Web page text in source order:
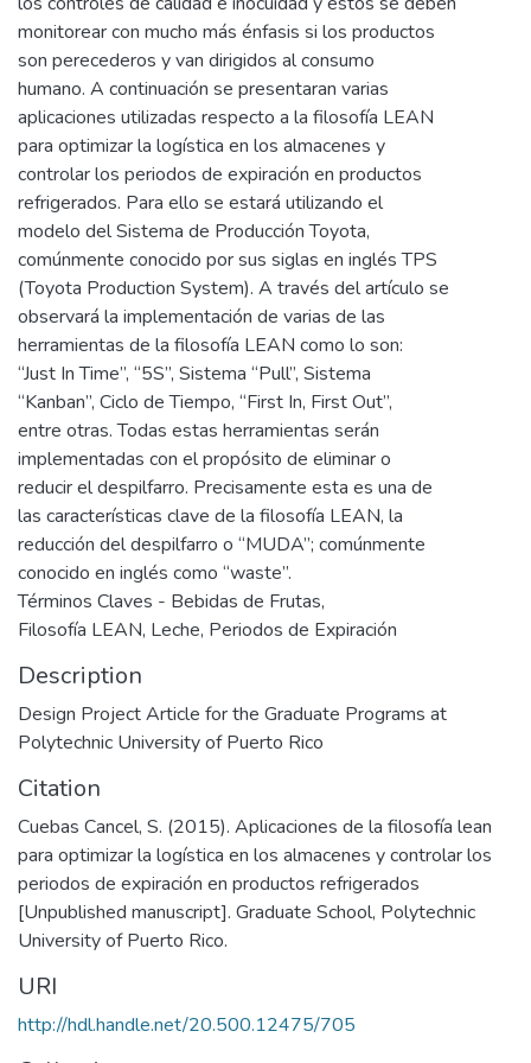
monitorear con mucho más énfasis si los productos
son perecederos y van dirigidos al consumo
humano. A continuación se presentaran varias
aplicaciones utilizadas respecto a la filosofía LEAN
para optimizar la logística en los almacenes y
controlar los periodos de expiración en productos
refrigerados. Para ello se estará utilizando el
modelo del Sistema de Producción Toyota,
comúnmente conocido por sus siglas en inglés TPS
(Toyota Production System). A través del artículo se
observará la implementación de varias de las
herramientas de la filosofía LEAN como lo son:
“Just In Time”, “5S”, Sistema “Pull”, Sistema
“Kanban”, Ciclo de Tiempo, “First In, First Out”,
entre otras. Todas estas herramientas serán
implementadas con el propósito de eliminar o
reducir el despilfarro. Precisamente esta es una de
las características clave de la filosofía LEAN, la
reducción del despilfarro o “MUDA”; comúnmente
conocido en inglés como “waste”.
Términos Claves - Bebidas de Frutas,
Filosofía LEAN, Leche, Periodos de Expiración
Description
Design Project Article for the Graduate Programs at
Polytechnic University of Puerto Rico
Citation
Cuebas Cancel, S. (2015). Aplicaciones de la filosofía lean
para optimizar la logística en los almacenes y controlar los
periodos de expiración en productos refrigerados
[Unpublished manuscript]. Graduate School, Polytechnic
University of Puerto Rico.
URI
http://hdl.handle.net/20.500.12475/705